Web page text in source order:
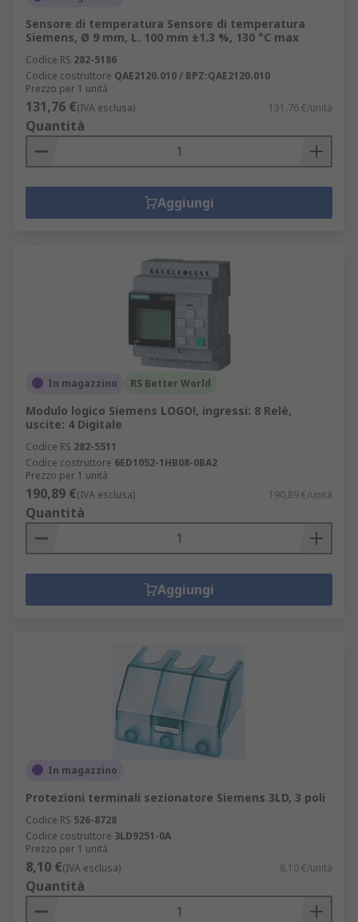
Sensore di temperatura Sensore di temperatura
Siemens, Ø 9 mm, L. 100 mm ±1.3 %, 130 °C max
Codice RS 282-5186
Codice costruttore QAE2120.010 / BPZ:QAE2120.010
Prezzo per 1 unità
131,76 €(IVA esclusa) 131,76 €/unità
Quantità
Aggiungi
In magazzino RS Better World
Modulo logico Siemens LOGO!, ingressi: 8 Relè,
uscite: 4 Digitale
Codice RS 282-5511
Codice costruttore 6ED1052-1HB08-0BA2
Prezzo per 1 unità
190,89 €(IVA esclusa) 190,89 €/unità
Quantità
Aggiungi
In magazzino
Protezioni terminali sezionatore Siemens 3LD, 3 poli
Codice RS 526-8728
Codice costruttore 3LD9251-0A
Prezzo per 1 unità
8,10 €(IVA esclusa) 8,10 €/unità
Quantità